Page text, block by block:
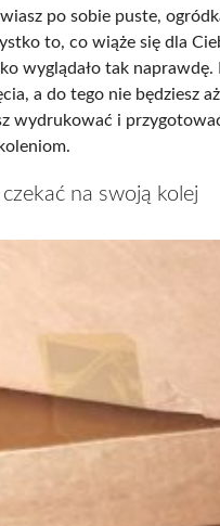
po sobie puste,
to, co wiąże się dla
wyglądało tak
a do tego nie będziesz
wydrukować i
na swoją kolej